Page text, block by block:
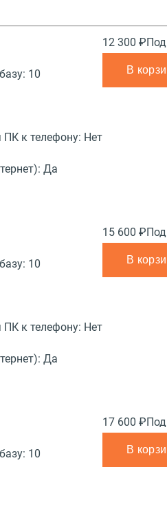
10
к телефону: Нет
Да
12 300 ₽
В
10
к телефону: Нет
Да
15 600 ₽
В
10
17 600 ₽
В